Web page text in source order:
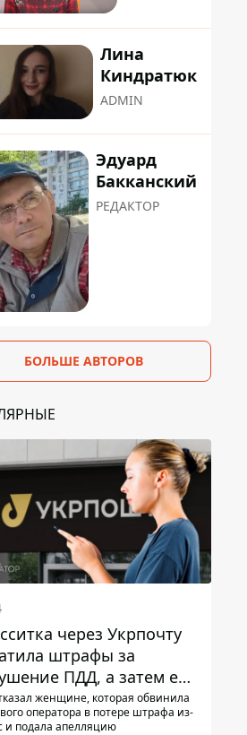
Лина
Киндратюк
ADMIN
Эдуард
Бакканский
РЕДАКТОР
БОЛЬШЕ АВТОРОВ
через Укрпочту
штрафы за
ПДД, а затем ее
заблокировали - в
причина и что решил
женщине, которая обвинила
оператора в потере штрафа из-
и подала апелляцию